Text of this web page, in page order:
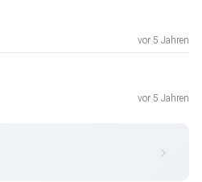
vor 5 Jahren
vor 5 Jahren